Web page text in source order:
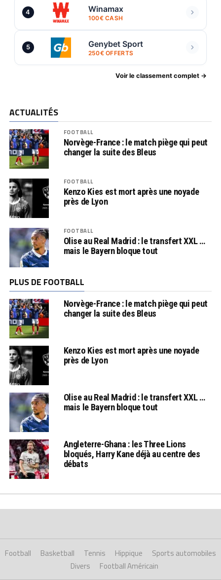
4 Winamax
100€ CASH
5 Genybet Sport
250€ OFFERTS
Voir le classement complet →
ACTUALITÉS
FOOTBALL
Norvège-France : le match piège qui peut
changer la suite des Bleus
FOOTBALL
Kenzo Kies est mort après une noyade
près de Lyon
FOOTBALL
Olise au Real Madrid : le transfert XXL …
mais le Bayern bloque tout
PLUS DE FOOTBALL
Norvège-France : le match piège qui peut
changer la suite des Bleus
Kenzo Kies est mort après une noyade
près de Lyon
Olise au Real Madrid : le transfert XXL …
mais le Bayern bloque tout
Angleterre-Ghana : les Three Lions
bloqués, Harry Kane déjà au centre des
débats
Football Basketball Tennis Hippique
Sports automobiles
Divers
Football Américain